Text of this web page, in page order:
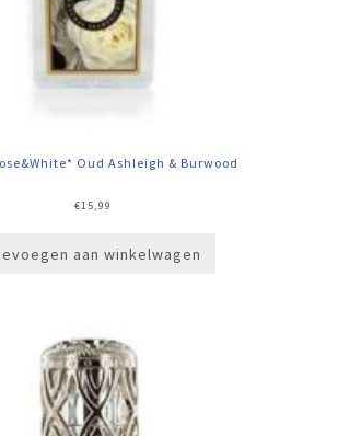
Oud Ashleigh & Burwood
€15,99
aan winkelwagen